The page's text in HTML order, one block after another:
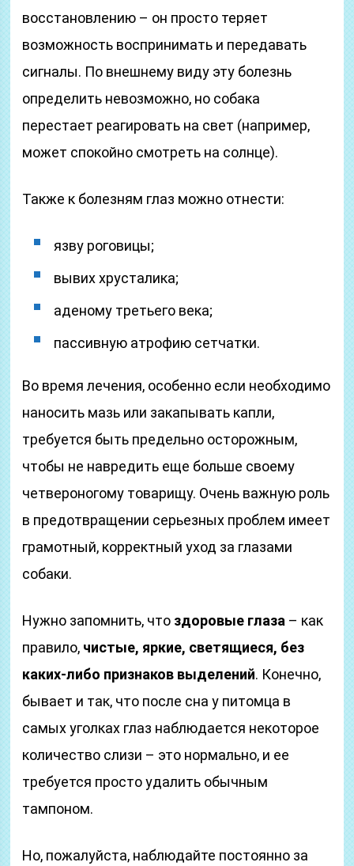
восстановлению – он просто теряет
возможность воспринимать и передавать
сигналы. По внешнему виду эту болезнь
определить невозможно, но собака
перестает реагировать на свет (например,
может спокойно смотреть на солнце).
Также к болезням глаз можно отнести:
язву роговицы;
вывих хрусталика;
аденому третьего века;
пассивную атрофию сетчатки.
Во время лечения, особенно если необходимо
наносить мазь или закапывать капли,
требуется быть предельно осторожным,
чтобы не навредить еще больше своему
четвероногому товарищу. Очень важную роль
в предотвращении серьезных проблем имеет
грамотный, корректный уход за глазами
собаки.
Нужно запомнить, что здоровые глаза – как
правило, чистые, яркие, светящиеся, без
каких-либо признаков выделений. Конечно,
бывает и так, что после сна у питомца в
самых уголках глаз наблюдается некоторое
количество слизи – это нормально, и ее
требуется просто удалить обычным
тампоном.
Но, пожалуйста, наблюдайте постоянно за